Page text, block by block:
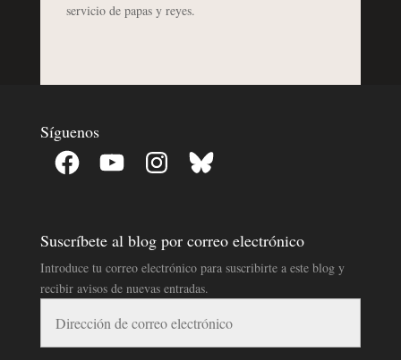
servicio de papas y reyes.
Síguenos
Facebook YouTube InstagramBluesky
Suscríbete al blog por correo electrónico
Introduce tu correo electrónico para suscribirte a este blog y
recibir avisos de nuevas entradas.
correo